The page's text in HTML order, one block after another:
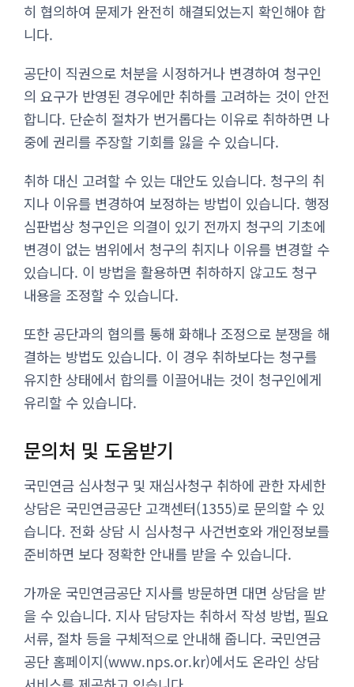
히 협의하여 문제가 완전히 해결되었는지 확인해야 합
니다.
공단이 직권으로 처분을 시정하거나 변경하여 청구인
의 요구가 반영된 경우에만 취하를 고려하는 것이 안전
합니다. 단순히 절차가 번거롭다는 이유로 취하하면 나
중에 권리를 주장할 기회를 잃을 수 있습니다.
취하 대신 고려할 수 있는 대안도 있습니다. 청구의 취
지나 이유를 변경하여 보정하는 방법이 있습니다. 행정
심판법상 청구인은 의결이 있기 전까지 청구의 기초에
변경이 없는 범위에서 청구의 취지나 이유를 변경할 수
있습니다. 이 방법을 활용하면 취하하지 않고도 청구
내용을 조정할 수 있습니다.
또한 공단과의 협의를 통해 화해나 조정으로 분쟁을 해
결하는 방법도 있습니다. 이 경우 취하보다는 청구를
유지한 상태에서 합의를 이끌어내는 것이 청구인에게
유리할 수 있습니다.
문의처 및 도움받기
국민연금 심사청구 및 재심사청구 취하에 관한 자세한
상담은 국민연금공단 고객센터(1355)로 문의할 수 있
습니다. 전화 상담 시 심사청구 사건번호와 개인정보를
준비하면 보다 정확한 안내를 받을 수 있습니다.
가까운 국민연금공단 지사를 방문하면 대면 상담을 받
을 수 있습니다. 지사 담당자는 취하서 작성 방법, 필요
서류, 절차 등을 구체적으로 안내해 줍니다. 국민연금
공단 홈페이지(www.nps.or.kr)에서도 온라인 상담